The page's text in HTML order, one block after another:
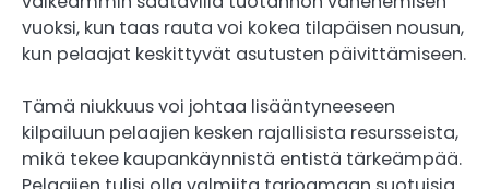
vuoksi, kun taas rauta voi kokea tilapäisen nousun,
kun pelaajat keskittyvät asutusten päivittämiseen.
Tämä niukkuus voi johtaa lisääntyneeseen
kilpailuun pelaajien kesken rajallisista resursseista,
mikä tekee kaupankäynnistä entistä tärkeämpää.